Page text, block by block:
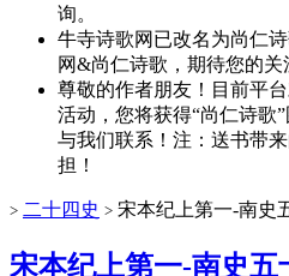
询。
牛寺诗歌网已改名为尚仁
网&尚仁诗歌，期待您的关
尊敬的作者朋友！目前平
活动，您将获得“尚仁诗歌
与我们联系！注：送书带
担！
> 二十四史 > 宋本纪上第一-南史
宋本纪上第一-南史五